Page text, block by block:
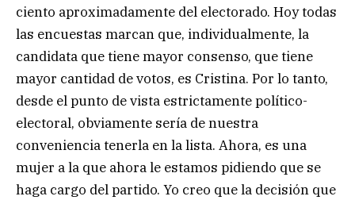
ciento aproximadamente del electorado. Hoy todas
las encuestas marcan que, individualmente, la
candidata que tiene mayor consenso, que tiene
mayor cantidad de votos, es Cristina. Por lo tanto,
desde el punto de vista estrictamente político-
electoral, obviamente sería de nuestra
conveniencia tenerla en la lista. Ahora, es una
mujer a la que ahora le estamos pidiendo que se
haga cargo del partido. Yo creo que la decisión que